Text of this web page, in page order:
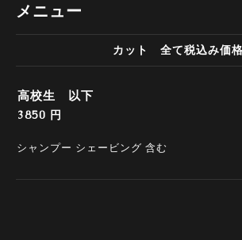
メニュー
カット 全て税込み価格
高校生 以下
3850 円
シャンプー シェービング 含む